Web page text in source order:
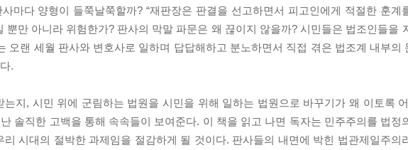
마다 양형이 들쭉날쭉할까? “재판장은 판결을 선고하면서 피고인에게 적절한 훈계
뿐만 아니라 위험한가? 판사의 막말 파문은 왜 끊이지 않을까? 시민들은 법조인들을
오랜 세월 판사와 변호사로 일하며 답답해하고 분노하면서 직접 겪은 법조계 내부의
.
지, 시민 위에 군림하는 법원을 시민을 위해 일하는 법원으로 바꾸기가 왜 이토록
솔직한 고백을 통해 속속들이 보여준다. 이 책을 읽고 나면 독자는 민주주의를 법정
시대의 절박한 과제임을 절감하게 될 것이다. 판사들의 내면에 박힌 법관제일주의